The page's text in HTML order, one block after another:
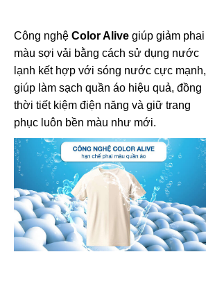
Công nghệ Color Alive giúp giảm phai
màu sợi vải bằng cách sử dụng nước
lạnh kết hợp với sóng nước cực mạnh,
giúp làm sạch quần áo hiệu quả, đồng
thời tiết kiệm điện năng và giữ trang
phục luôn bền màu như mới.